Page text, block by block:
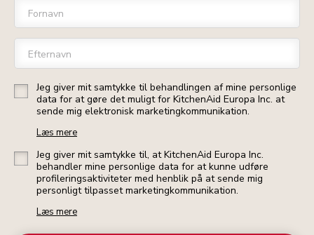
Fornavn
Efternavn
Jeg giver mit samtykke til behandlingen af mine personlige
data for at gøre det muligt for KitchenAid Europa Inc. at
sende mig elektronisk marketingkommunikation.
Læs mere
Jeg giver mit samtykke til, at KitchenAid Europa Inc.
behandler mine personlige data for at kunne udføre
profileringsaktiviteter med henblik på at sende mig
personligt tilpasset marketingkommunikation.
Læs mere